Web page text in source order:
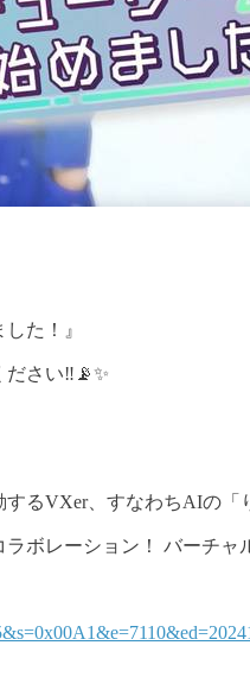
た！』
さい‼️📡✨
るVXer、すなわちAIの「
ボレーション！ バーチ